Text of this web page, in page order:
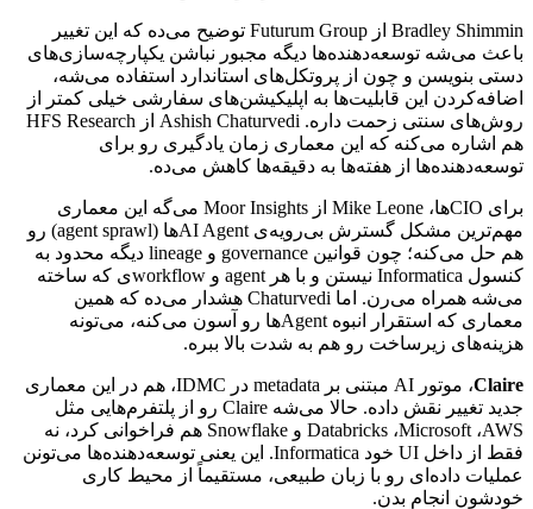
Bradley Shimmin از Futurum Group توضیح می‌ده که این تغییر
باعث می‌شه توسعه‌دهنده‌ها دیگه مجبور نباشن یکپارچه‌سازی‌های
دستی بنویسن و چون از پروتکل‌های استاندارد استفاده می‌شه،
اضافه‌کردن این قابلیت‌ها به اپلیکیشن‌های سفارشی خیلی کمتر
از
روش‌های سنتی زحمت داره. Ashish Chaturvedi از HFS Research
هم
اشاره می‌کنه که این معماری زمان یادگیری رو برای
توسعه‌دهنده‌ها از هفته‌ها به دقیقه‌ها کاهش می‌ده.
برای CIOها، Mike Leone از Moor Insights می‌گه این معماری
مهم‌ترین مشکل گسترش بی‌رویه‌ی AI Agentها (agent sprawl) رو
هم حل می‌کنه؛ چون قوانین governance و lineage دیگه محدود به
کنسول Informatica نیستن و با هر agent و workflowی که ساخته
می‌شه همراه می‌رن. اما Chaturvedi هشدار می‌ده که همین
معماری که استقرار انبوه Agentها رو آسون می‌کنه، می‌تونه
هزینه‌های زیرساخت رو هم به شدت بالا ببره.
Claire، موتور AI مبتنی بر metadata در IDMC، هم در این معماری
جدید تغییر نقش داده. حالا می‌شه Claire رو از پلتفرم‌هایی مثل
AWS، Microsoft، Databricks و Snowflake هم فراخوانی کرد، نه
فقط از داخل UI خود Informatica
. این یعنی توسعه‌دهنده‌ها می‌تونن
عملیات داده‌ای رو با زبان طبیعی، مستقیماً از محیط کاری
خودشون انجام بدن.